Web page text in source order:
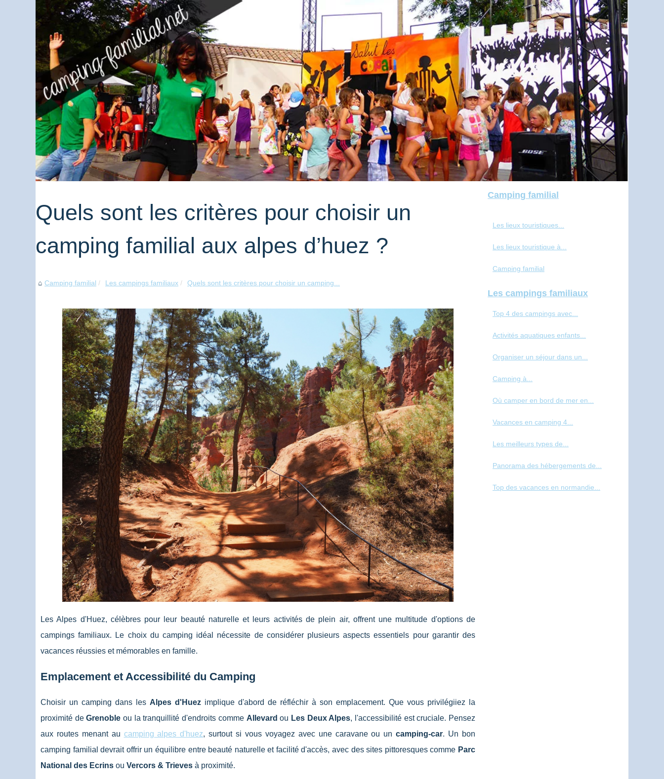
Quels sont les critères pour choisir un
camping familial aux alpes d’huez ?
Camping familial Les campings familiaux Quels sont les critères pour choisir un camping...
Les Alpes d'Huez, célèbres pour leur beauté naturelle et leurs activités de plein air, offrent une multitude d'options de
campings familiaux. Le choix du camping idéal nécessite de considérer plusieurs aspects essentiels pour garantir des
vacances réussies et mémorables en famille.
Emplacement et Accessibilité du Camping
Choisir un camping dans les Alpes d'Huez implique d'abord de réfléchir à son emplacement. Que vous privilégiiez la
proximité deGrenoble ou la tranquillité d'endroits comme Allevard ou Les Deux Alpes, l'accessibilité est cruciale. Pensez
aux routes menant au camping alpes d'huez, surtout si vous voyagez avec une caravane ou uncamping-car. Un bon
camping familial devrait offrir un équilibre entre beauté naturelle et facilité d'accès, avec des sites pittoresques comme Parc
National des Ecrins ou Vercors & Trieves à proximité.
Camping familial
Les lieux touristiques...
Les lieux touristique à...
Camping familial
Les campings familiaux
Top 4 des campings avec...
Activités aquatiques enfants...
Organiser un séjour dans un...
Camping à...
Où camper en bord de mer en...
Vacances en camping 4...
Les meilleurs types de...
Panorama des hébergements de...
Top des vacances en normandie...